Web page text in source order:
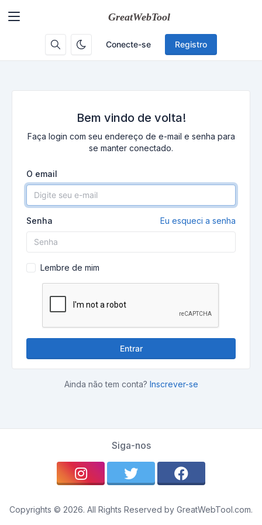
Conecte-se Registro
Bem vindo de volta!
Faça login com seu endereço de e-mail e senha para
se manter conectado.
O email
Senha Eu esqueci a senha
Lembre de mim
Entrar
Ainda não tem conta? Inscrever-se
Siga-nos
Copyrights © 2026. All Rights Reserved by GreatWebTool.com.